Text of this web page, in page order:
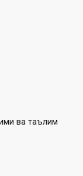
ва таълим